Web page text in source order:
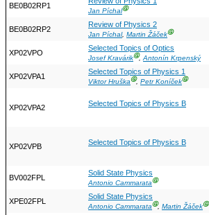
BE0B02RP1
Jan PíchalⒼ
BE0B02RP2
Review of Physics 2
Jan Píchal, Martin ŽáčekⒼ
XP02VPO
Selected Topics of Optics
Josef KravárikⒼ,Antonín Krpenský
XP02VPA1
Selected Topics of Physics 1
Viktor HruškaⒼ, Petr KoníčekⒼ
XP02VPA2 Selected Topics of Physics B
XP02VPB Selected Topics of Physics B
BV002FPL
Solid State Physics
Antonio CammarataⒼ
XPE02FPL
Solid State Physics
Antonio CammarataⒼ, Martin ŽáčekⒼ